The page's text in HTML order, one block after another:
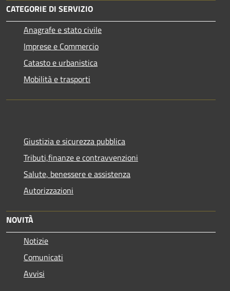
CATEGORIE DI SERVIZIO
Anagrafe e stato civile
Imprese e Commercio
Catasto e urbanistica
Mobilità e trasporti
Giustizia e sicurezza pubblica
Tributi,finanze e contravvenzioni
Salute, benessere e assistenza
Autorizzazioni
NOVITÀ
Notizie
Comunicati
Avvisi